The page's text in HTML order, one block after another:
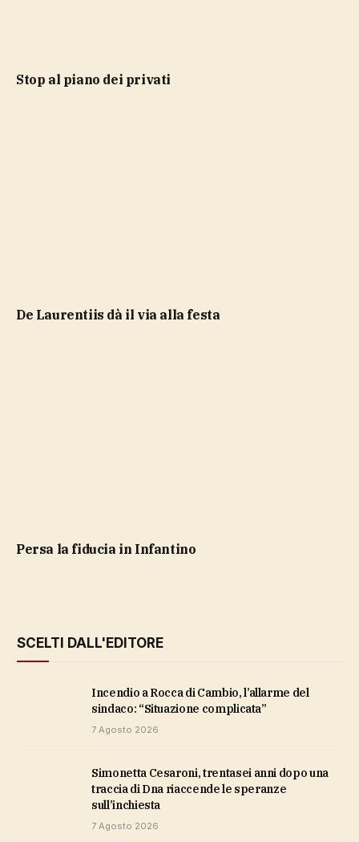
stop al piano dei privati
De Laurentiis dà il via alla festa
Persa la fiducia in Infantino
SCELTI DALL'EDITORE
Incendio a Rocca di Cambio, l’allarme del
sindaco: “Situazione complicata”
7 Agosto 2026
Simonetta Cesaroni, trentasei anni dopo una
traccia di Dna riaccende le speranze
sull’inchiesta
7 Agosto 2026